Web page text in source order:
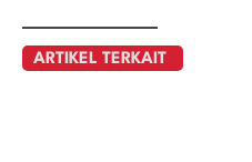
ARTIKEL TERKAIT